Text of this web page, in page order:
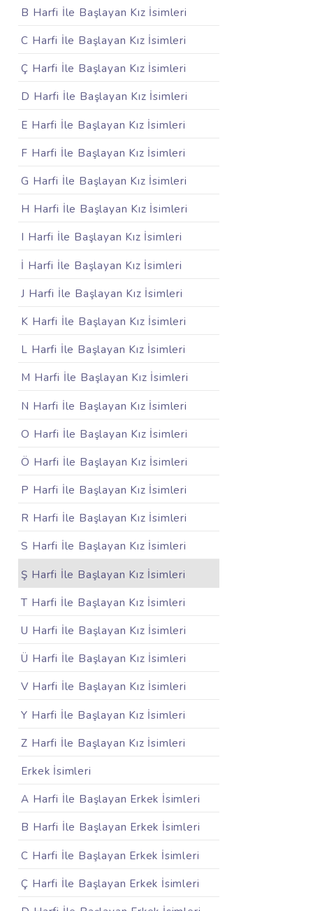
B Harfi İle Başlayan Kız İsimleri
C Harfi İle Başlayan Kız İsimleri
Ç Harfi İle Başlayan Kız İsimleri
D Harfi İle Başlayan Kız İsimleri
E Harfi İle Başlayan Kız İsimleri
F Harfi İle Başlayan Kız İsimleri
G Harfi İle Başlayan Kız İsimleri
H Harfi İle Başlayan Kız İsimleri
I Harfi İle Başlayan Kız İsimleri
İ Harfi İle Başlayan Kız İsimleri
J Harfi İle Başlayan Kız İsimleri
K Harfi İle Başlayan Kız İsimleri
L Harfi İle Başlayan Kız İsimleri
M Harfi İle Başlayan Kız İsimleri
N Harfi İle Başlayan Kız İsimleri
O Harfi İle Başlayan Kız İsimleri
Ö Harfi İle Başlayan Kız İsimleri
P Harfi İle Başlayan Kız İsimleri
R Harfi İle Başlayan Kız İsimleri
S Harfi İle Başlayan Kız İsimleri
Ş Harfi İle Başlayan Kız İsimleri
T Harfi İle Başlayan Kız İsimleri
U Harfi İle Başlayan Kız İsimleri
Ü Harfi İle Başlayan Kız İsimleri
V Harfi İle Başlayan Kız İsimleri
Y Harfi İle Başlayan Kız İsimleri
Z Harfi İle Başlayan Kız İsimleri
Erkek İsimleri
A Harfi İle Başlayan Erkek İsimleri
B Harfi İle Başlayan Erkek İsimleri
C Harfi İle Başlayan Erkek İsimleri
Ç Harfi İle Başlayan Erkek İsimleri